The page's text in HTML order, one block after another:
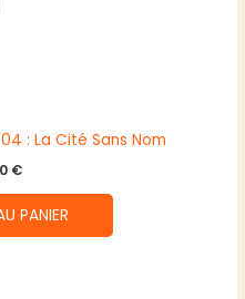
: La Cité Sans Nom
€
PANIER